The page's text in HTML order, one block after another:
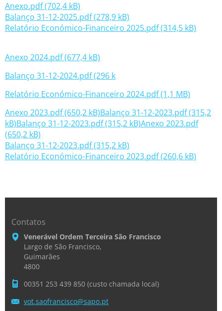
Anexo.pdf (702,4 kB)
Balanço 31-12-2025.pdf (278,9 kB)
Relatório Económico-Financeiro 2025.pdf (314,5 kB)
Anexo 2024.pdf (677,4 kB)
Balanço 31-12-2024.pdf (296 k
Relatório Económico-Financeiro 2024.pdf (1,1 MB)
Anexo 2023.pdf (650,2 kB)Balanço 31-12-2023.pdf (315,2
kB)Balanço 31-12-2023.pdf (315,2 kB)Anexo 2023.pdf
(650,2 kB)
Balanço 31-12-2023.pdf (315,2 kB)
Relatório Económico-Financeiro 2023.pdf (260,6 kB)
Contatos
Venerável Ordem Terceira São Francisco
Largo de São Francisco,
Guimarães
4800
00351 253 439 850 (custo chamada local)
vot.saofrancisco@sapo.pt